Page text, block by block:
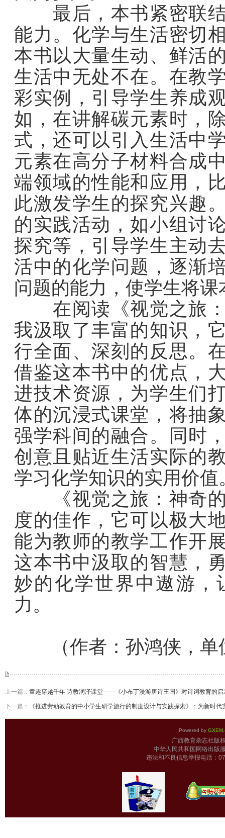
最后，本书紧密联结
能力。化学与生活密切
本书以大量生动、鲜活
生活中无处不在。在教
彩实例，引导学生养成
如，在讲解碳元素时，
式，还可以引入生活中
元素在高分子材料合成
端领域的性能和应用，
此激发学生的探究兴趣
的实践活动，如小组讨
探究等，引导学生主动
活中的化学问题，逐渐
问题的能力，使学生将
在阅读《视觉之旅：
我汲取了丰富的知识，
行全面、深刻的反思。
借鉴这本书中的优点，
进技术资源，为学生们
体的沉浸式课堂，将抽
强学科间的融合。同时
创意且贴近生活实际的
学习化学知识的实用价值
《视觉之旅：神奇的
度的佳作，它可以极大
能为教师的教学工作开
这本书中汲取的智慧，
妙的化学世界中遨游，
力。
（作者：孙鸿侠，单
上一篇： 童趣穿越千年 诗教润泽课堂——《小布丁漫游唐诗王国》对诗词教育的启
下一篇： 《推进劳动教育的中小学生研学旅行的制度设计与实践探索》：为新时代
Powered by
广西教育杂志
中华人民共和国网络出版
违法和不良信息举报电话：